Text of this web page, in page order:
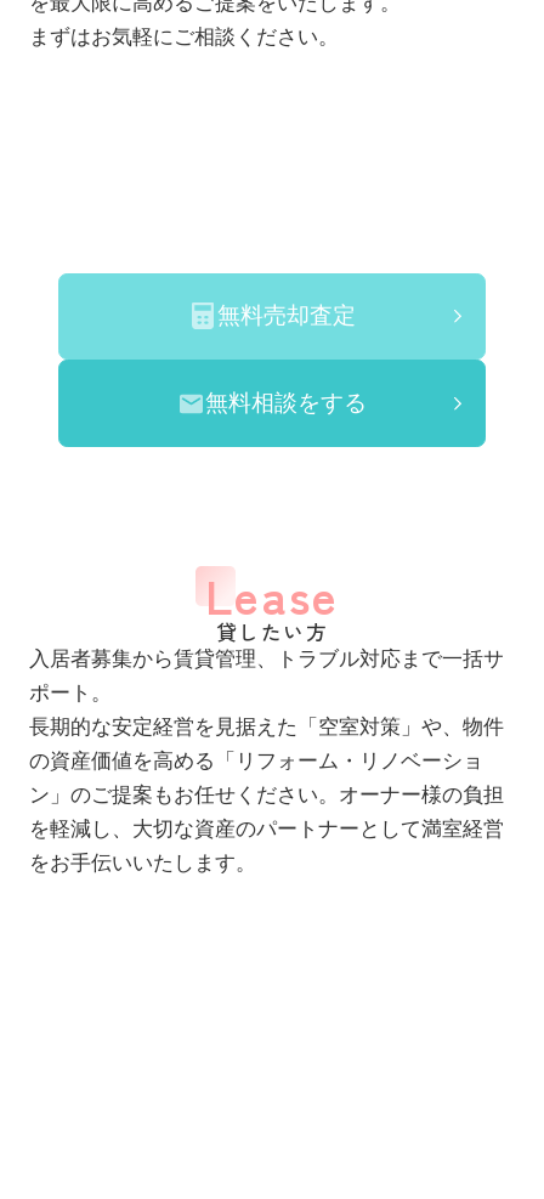
まずはお気軽にご相談ください。
無料売却査定
無料相談をする
Lease
貸したい方
入居者募集から賃貸管理、トラブル対応まで一括サ
ポート。
長期的な安定経営を見据えた「空室対策」や、物件
の資産価値を高める「リフォーム・リノベーショ
ン」のご提案もお任せください。オーナー様の負担
を軽減し、大切な資産のパートナーとして満室経営
をお手伝いいたします。